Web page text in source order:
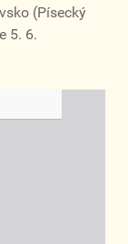
(Písecký
5. 6.